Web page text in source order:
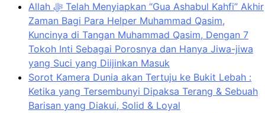
Allah ﷻ Telah Menyiapkan “Gua Ashabul Kahfi” Akhir
Zaman Bagi Para Helper Muhammad Qasim,
Kuncinya di Tangan Muhammad Qasim, Dengan 7
Tokoh Inti Sebagai Porosnya dan Hanya Jiwa-jiwa
yang Suci yang Diijinkan Masuk
Sorot Kamera Dunia akan Tertuju ke Bukit Lebah :
Ketika yang Tersembunyi Dipaksa Terang & Sebuah
Barisan yang Diakui, Solid & Loyal